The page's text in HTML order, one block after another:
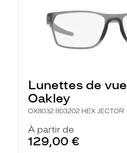
Lunettes de vue
Oakley
OX8032 803202 HEX JECTOR
À partir de
129,00 €